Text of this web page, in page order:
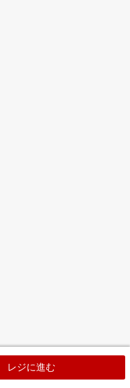
レジに進む